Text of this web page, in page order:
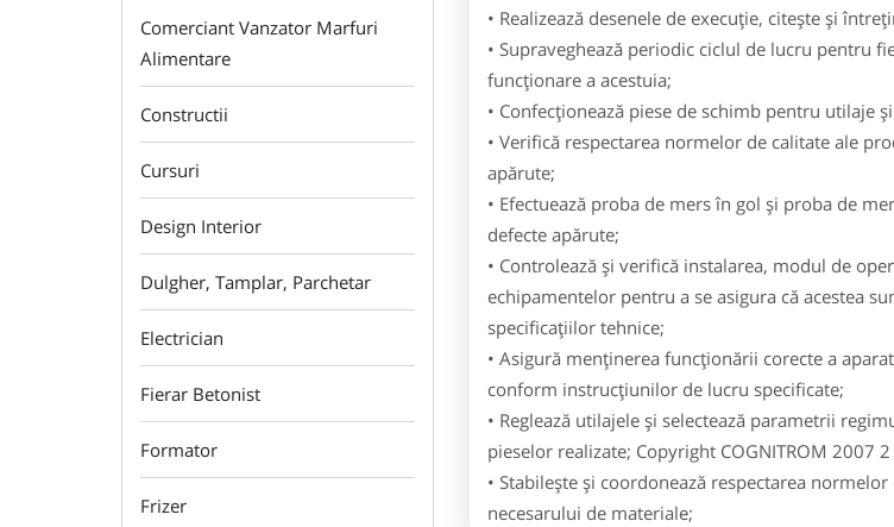
Comerciant Vanzator Marfuri
Alimentare
Constructii
Cursuri
Design Interior
Dulgher, Tamplar, Parchetar
Electrician
Fierar Betonist
Formator
Frizer
• Realizează desenele de execuţie, citeşte şi
• Supraveghează periodic ciclul de lucru pentru
funcţionare a acestuia;
• Confecţionează piese de schimb pentru utilaje
• Verifică respectarea normelor de calitate ale
apărute;
• Efectuează proba de mers în gol şi proba de
defecte apărute;
• Controlează şi verifică instalarea, modul de
echipamentelor pentru a se asigura că acestea
specificaţiilor tehnice;
• Asigură menţinerea funcţionării corecte a
conform instrucţiunilor de lucru specificate;
• Reglează utilajele şi selectează parametrii
pieselor realizate; Copyright COGNITROM 2007 2
• Stabileşte şi coordonează respectarea
necesarului de materiale;